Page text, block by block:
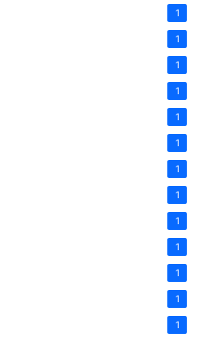
1
1
1
1
1
1
1
1
1
1
1
1
1